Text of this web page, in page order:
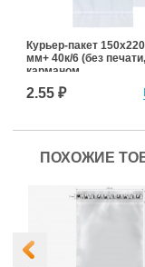
Курьер-пакет 150х220
мм+ 40к/6 (без
карманом
сопроводительной
документации)
2.55 ₽
ПОХОЖИЕ